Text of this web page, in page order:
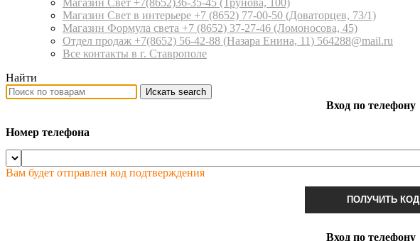
Магазин Свет +7(8652)36-35-45 (Трунова, 100)
Магазин Свет в интерьере +7 (8652) 77-00-50 (Доваторцев, 73/1)
Магазин Формула света +7 (8652) 37-27-46 (Ломоносова, 45)
Отдел продаж +7(8652) 56-42-88 (Назара Енина, 11) 564288@mail.ru
Все контакты в г. Ставрополе
Найти
Искать search
Вход по телефону
Номер телефона
Вам будет отправлен код подтверждения
ПОЛУЧИТЬ КОД
Вход по телефону